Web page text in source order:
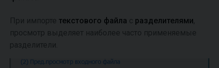
При импорте текстового файла с разделителями,
просмотр выделяет наиболее часто применяемые
разделители.